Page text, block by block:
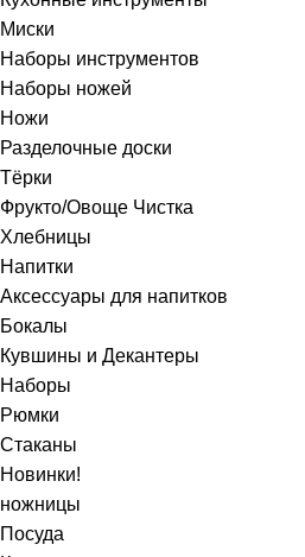
Миски
Наборы инструментов
Наборы ножей
Ножи
Разделочные доски
Тёрки
Фрукто/Овоще Чистка
Хлебницы
Напитки
Аксессуары для напитков
Бокалы
Кувшины и Декантеры
Наборы
Рюмки
Стаканы
Новинки!
ножницы
Посуда